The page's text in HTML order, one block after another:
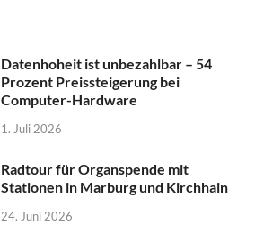
Datenhoheit ist unbezahlbar – 54
Prozent Preissteigerung bei
Computer-Hardware
1. Juli 2026
Radtour für Organspende mit
Stationen in Marburg und Kirchhain
24. Juni 2026